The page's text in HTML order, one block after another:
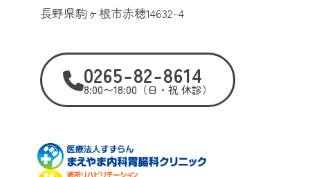
長野県駒ヶ根市赤穂14632-4
0265-82-8614
8:00〜18:00（日・祝 休診）